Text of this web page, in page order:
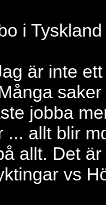
i
är inte
jobba
... allt blir
allt. Det
vs